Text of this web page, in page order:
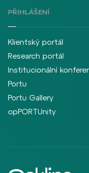
PŘIHLÁŠENÍ
Klientský portál
Research portál
Institucionální
Portu
Portu Gallery
opPORTUnity